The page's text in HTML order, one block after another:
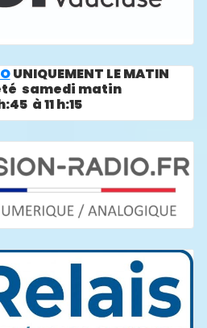
UNIQUEMENT LE MATIN
samedi matin
à 11 h:15